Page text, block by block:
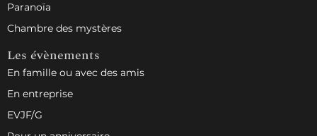
Paranoïa
Chambre des mystères
Les évènements
En famille ou avec des amis
En entreprise
EVJF/G